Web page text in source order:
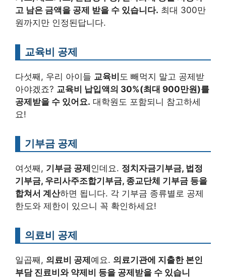
고 남은 금액을 공제 받을 수 있습니다. 최대 300만
원까지만 인정된답니다.
교육비 공제
다섯째, 우리 아이들 교육비 도 빼먹지 말고 공제받
아야겠죠? 교육비 납입액의 30%(최대 900만원)를
공제받을 수 있어요. 대학원도 포함되니 참고하세
요!
기부금 공제
여섯째, 기부금 공제인데요. 정치자금기부금, 법정
기부금, 우리사주조합기부금, 종교단체 기부금 등을
합쳐서 계산하면 됩니다. 각 기부금 종류별로 공제
한도와 제한이 있으니 꼭 확인하세요!
의료비 공제
일곱째, 의료비 공제예요. 의료기관에 지출한 본인
부담 진료비와 약제비 등을 공제받을 수 있습니